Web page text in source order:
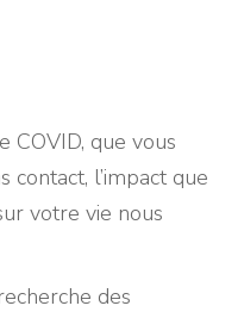
COVID, que vous
contact, l’impact que
votre vie nous
des